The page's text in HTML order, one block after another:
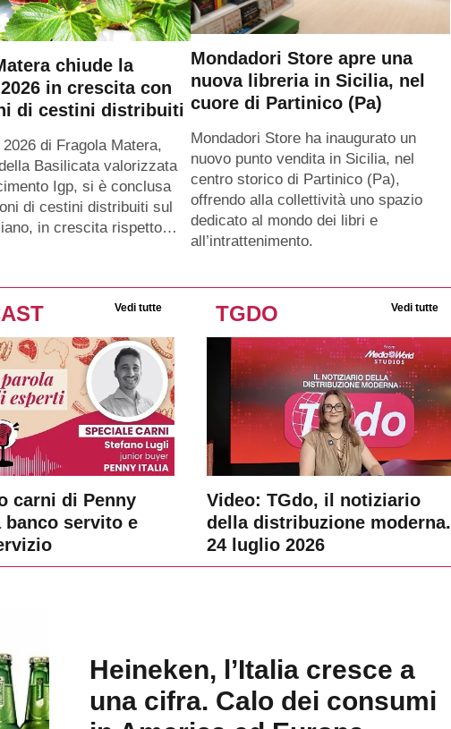
chiude la
in crescita con
di cestini distribuiti
di Fragola Matera,
Basilicata valorizzata
Igp, si è conclusa
di cestini distribuiti sul
in crescita rispetto…
Mondadori Store apre una
nuova libreria in Sicilia, nel
cuore di Partinico (Pa)
Mondadori Store ha inaugurato un
nuovo punto vendita in Sicilia, nel
centro storico di Partinico (Pa),
offrendo alla collettività uno spazio
dedicato al mondo dei libri e
all’intrattenimento.
Vedi tutte
carni di Penny
banco servito e
TGDO Vedi tutte
Video: TGdo, il notiziario
della distribuzione moderna.
24 luglio 2026
Heineken, l’Italia cresce a
una cifra. Calo dei consumi